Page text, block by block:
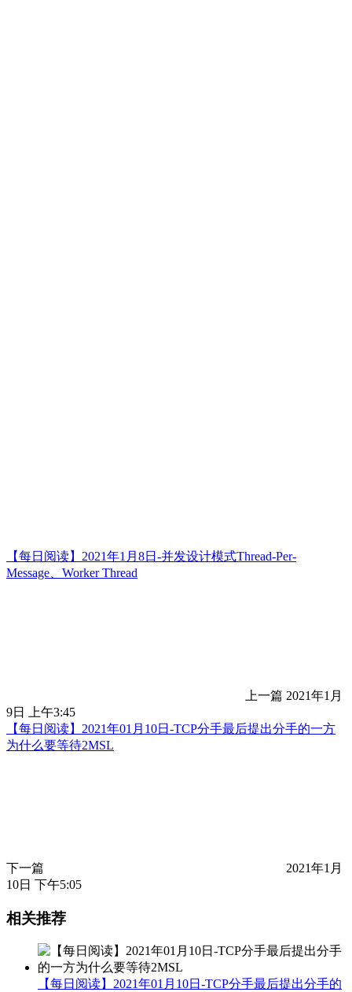
【每日阅读】2021年1月8日-并发设计模式Thread-Per-
Message、Worker Thread
上一篇 2021年1月
9日 上午3:45
【每日阅读】2021年01月10日-TCP分手最后提出分手的一方
为什么要等待2MSL
下一篇
2021年1月
10日 下午5:05
相关推荐
【每日阅读】2021年01月10日-TCP分手最后提出分手的